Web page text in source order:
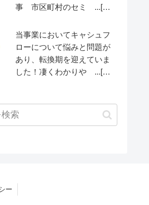
事 市区町村のセミ ...[続
当事業においてキャシュフ
ローについて悩みと問題が
あり、転換期を迎えていま
した！凄くわかりや ...[続
ー